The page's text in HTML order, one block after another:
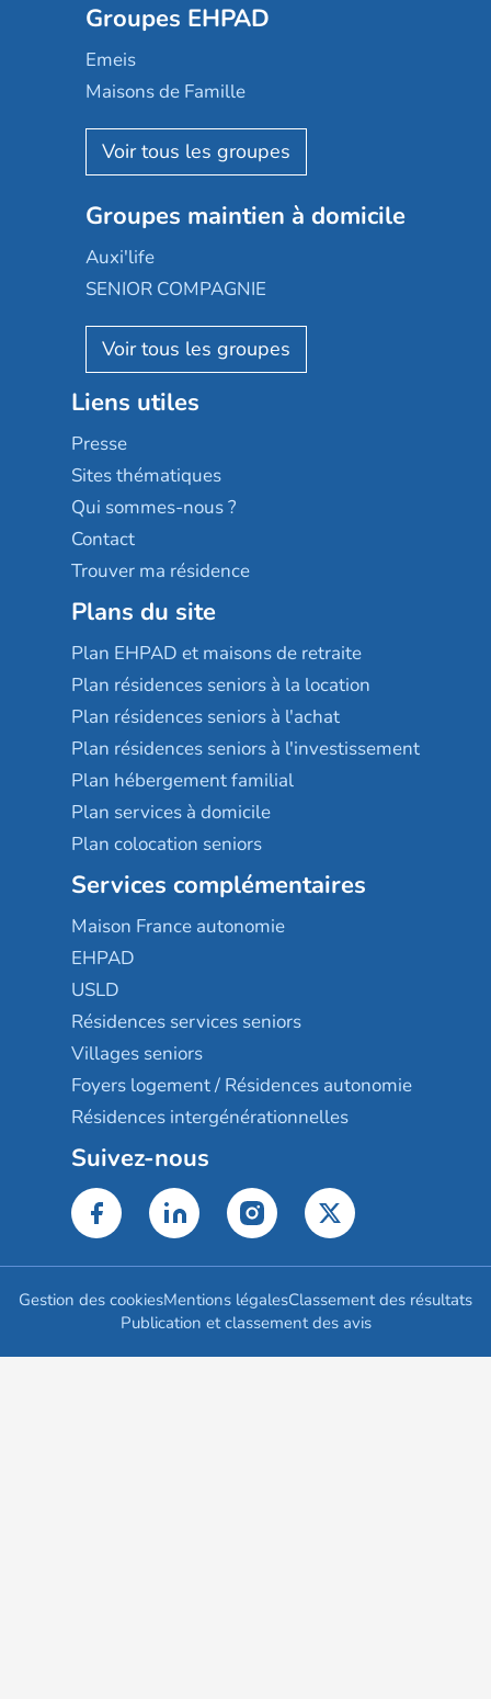
Mobicap
Domusvi
Happy Senior
Aquarelia
Nexity edenea
Les jardins d'Arcadie
Reseda
Stella management
Les villages d'or
Sérénys
Résidences services Villa Médicis
Groupes EHPAD
Emeis
Maisons de Famille
Korian
Emera
Groupe SOS
Le Noble Âge
Almage
Résidalya
Groupe aplus
Groupes maintien à domicile
Auxi'life
SENIOR COMPAGNIE
AGE D'OR Services
Liens utiles
Presse
Sites thématiques
Qui sommes-nous ?
Contact
Trouver ma résidence
Plans du site
Plan EHPAD et maisons de retraite
Plan résidences seniors à la location
Plan résidences seniors à l'achat
Plan résidences seniors à l'investissement
Plan hébergement familial
Plan services à domicile
Plan colocation seniors
Services complémentaires
Maison France autonomie
EHPAD
USLD
Résidences services seniors
Villages seniors
Foyers logement / Résidences autonomie
Résidences intergénérationnelles
Suivez-nous
Gestion des cookiesMentions légalesClassement des résultats
Publication et classement des avis